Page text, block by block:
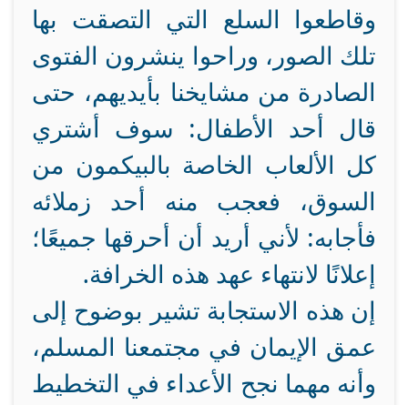
وقاطعوا السلع التي التصقت بها
تلك الصور، وراحوا ينشرون الفتوى
الصادرة من مشايخنا بأيديهم، حتى
قال أحد الأطفال: سوف أشتري
كل الألعاب الخاصة بالبيكمون من
السوق، فعجب منه أحد زملائه
فأجابه: لأني أريد أن أحرقها جميعًا؛
إعلانًا لانتهاء عهد هذه الخرافة.
إن هذه الاستجابة تشير بوضوح إلى
عمق الإيمان في مجتمعنا المسلم،
وأنه مهما نجح الأعداء في التخطيط